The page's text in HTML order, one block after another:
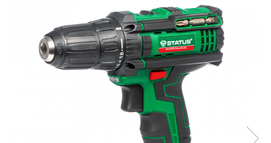
Fără permis
Masini electrice
Motocross
Piese de schimb vehicule electrice